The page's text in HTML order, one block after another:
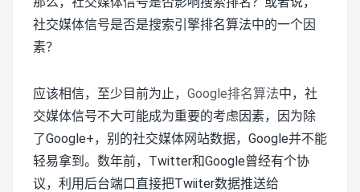
社交媒体信号是否是搜索引擎排名算法中的一个因
素？
应该相信，至少目前为止， Google排名算法中，社
交媒体信号不大可能成为重要的考虑因素，因为除
了Google+，别的社交媒体网站数据，Google并不能
轻易拿到。数年前，Twitter和Google曾经有个协
议，利用后台端口直接把Twiiter数据推送给